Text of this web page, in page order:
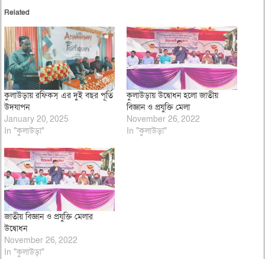
Related
কুলাউড়ায় রফিকস্ এর দুই বছর পূর্তি
উদযাপন
January 20, 2025
In "কুলাউড়া"
কুলাউড়ায় উদ্বোধন হলো জাতীয়
বিজ্ঞান ও প্রযুক্তি মেলা
November 26, 2022
In "কুলাউড়া"
জাতীয় বিজ্ঞান ও প্রযুক্তি মেলার
উদ্বোধন
November 26, 2022
In "কুলাউড়া"